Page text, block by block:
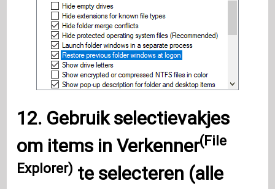
12. Gebruik selectievakjes
om items inVerkenner(File
Explorer) te selecteren (alle